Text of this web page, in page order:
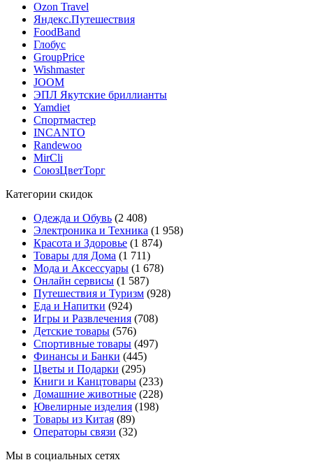
Ozon Travel
Яндекс.Путешествия
FoodBand
Глобус
GroupPrice
Wishmaster
JOOM
ЭПЛ Якутские бриллианты
Yamdiet
Спортмастер
INCANTO
Randewoo
MirCli
СоюзЦветТорг
Категории скидок
Одежда и Обувь (2 408)
Электроника и Техника (1 958)
Красота и Здоровье (1 874)
Товары для Дома (1 711)
Мода и Аксессуары (1 678)
Онлайн сервисы (1 587)
Путешествия и Туризм (928)
Еда и Напитки (924)
Игры и Развлечения (708)
Детские товары (576)
Спортивные товары (497)
Финансы и Банки (445)
Цветы и Подарки (295)
Книги и Канцтовары (233)
Домашние животные (228)
Ювелирные изделия (198)
Товары из Китая (89)
Операторы связи (32)
Мы в социальных сетях